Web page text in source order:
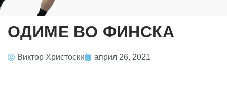
ОДИМЕ ВО ФИНСКА
Виктор Христоски април 26, 2021